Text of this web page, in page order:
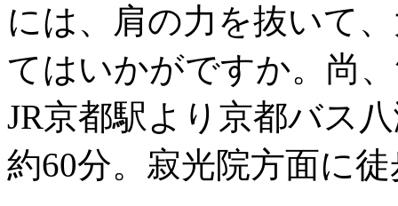
には、肩の力を抜いて
てはいかがですか。尚
JR京都駅より京都バス
約60分。寂光院方面に